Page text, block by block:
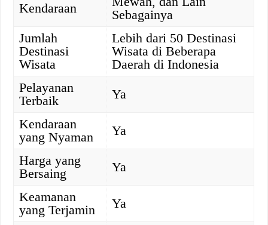
Kendaraan
Sebagainya
Jumlah
Destinasi
Wisata
Lebih dari 50 Destinasi
Wisata di Beberapa
Daerah di Indonesia
Pelayanan
Terbaik
Ya
Kendaraan
yang Nyaman
Ya
Harga yang
Bersaing
Ya
Keamanan
yang Terjamin
Ya